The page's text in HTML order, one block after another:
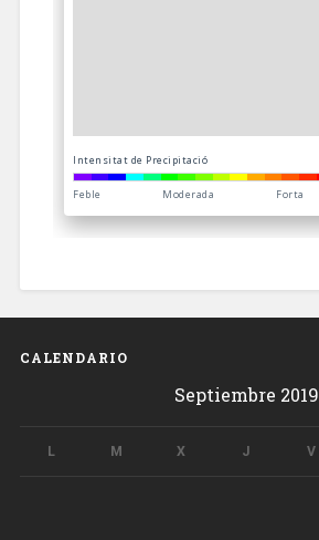
CALENDARIO
Septiembre 2019
L M X J V